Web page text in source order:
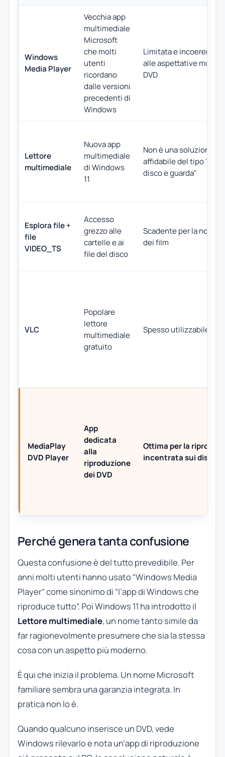
Windows
Media Player
Vecchia app
multimediale
Microsoft
che molti
utenti
ricordano
dalle versioni
precedenti di
Windows
Limitata e incoerente
alle aspettative
DVD
Lettore
multimediale
Nuova app
multimediale
di Windows
11
Non è una soluzione
affidabile del tipo
disco e guarda"
Esplora file +
file
VIDEO_TS
Accesso
grezzo alle
cartelle e ai
file del disco
Scadente per la
dei film
VLC
Popolare
lettore
multimediale
gratuito
Spesso utilizzabile
MediaPlay
DVD Player
App
dedicata
alla
riproduzione
dei DVD
Ottima per la
incentrata sui dischi
Perché genera tanta confusione
Questa confusione è del tutto prevedibile. Per
anni molti utenti hanno usato “Windows Media
Player” come sinonimo di “l’app di Windows che
riproduce tutto”. Poi Windows 11 ha introdotto il
Lettore multimediale, un nome tanto simile da
far ragionevolmente presumere che sia la stessa
cosa con un aspetto più moderno.
È qui che inizia il problema. Un nome Microsoft
familiare sembra una garanzia integrata. In
pratica non lo è.
Quando qualcuno inserisce un DVD, vede
Windows rilevarlo e nota un’app di riproduzione